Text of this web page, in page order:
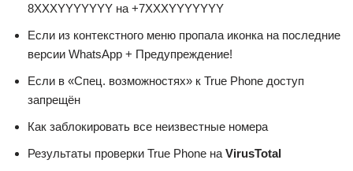
8XXXYYYYYYY на +7XXXYYYYYYY
Если из контекстного меню пропала иконка на последние
версии WhatsApp + Предупреждение!
Если в «Спец. возможностях» к True Phone доступ
запрещён
Как заблокировать все неизвестные номера
Результаты проверки True Phone на VirusTotal